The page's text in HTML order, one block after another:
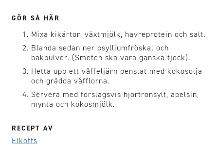
GÖR SÅ HÄR
Mixa kikärtor, växtmjölk, havreprotein och salt.
Blanda sedan ner psylliumfröskal och
bakpulver. (Smeten ska vara ganska tjock).
Hetta upp ett våffeljärn penslat med kokosolja
och grädda våfflorna.
Servera med förslagsvis hjortronsylt, apelsin,
mynta och kokosmjölk.
RECEPT AV
Elkotts